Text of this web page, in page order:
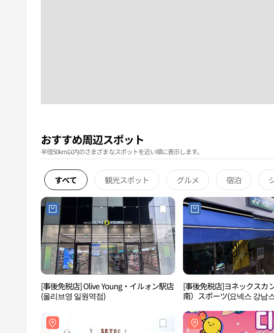
おすすめ周辺スポット
半径50km以内のさまざまなスポットを近い順に表示します。
すべて 観光スポット グルメ 宿泊
[事後免税店] Olive Young・イルォン駅店
(올리브영 일원역점)
[事後免税店]ヨネックスカ
南）スポーツ(요넥스 강남